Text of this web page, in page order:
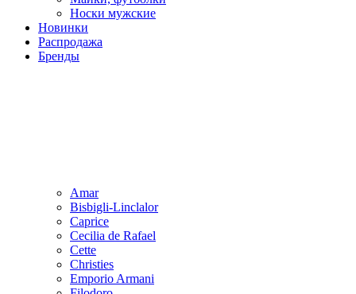
Носки мужские
Новинки
Распродажа
Бренды
Amar
Bisbigli-Linclalor
Caprice
Cecilia de Rafael
Cette
Christies
Emporio Armani